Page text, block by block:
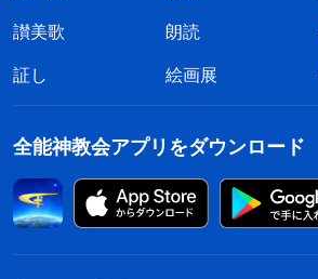
讃美歌
朗読
証し
絵画展
全能神教会アプリをダウンロード